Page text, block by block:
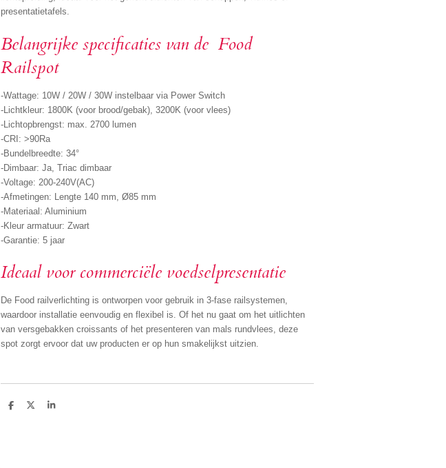
presentatietafels.
Belangrijke specificaties van de Food
Railspot
-Wattage: 10W / 20W / 30W instelbaar via Power Switch
-Lichtkleur: 1800K (voor brood/gebak), 3200K (voor vlees)
-Lichtopbrengst: max. 2700 lumen
-CRI: >90Ra
-Bundelbreedte: 34°
-Dimbaar: Ja, Triac dimbaar
-Voltage: 200-240V(AC)
-Afmetingen: Lengte 140 mm, Ø85 mm
-Materiaal: Aluminium
-Kleur armatuur: Zwart
-Garantie: 5 jaar
Ideaal voor commerciële voedselpresentatie
De Food railverlichting is ontworpen voor gebruik in 3-fase railsystemen,
waardoor installatie eenvoudig en flexibel is. Of het nu gaat om het uitlichten
van versgebakken croissants of het presenteren van mals rundvlees, deze
spot zorgt ervoor dat uw producten er op hun smakelijkst uitzien.
D
D
S